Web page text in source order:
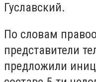
Гуславский.
По словам
представители
предложили